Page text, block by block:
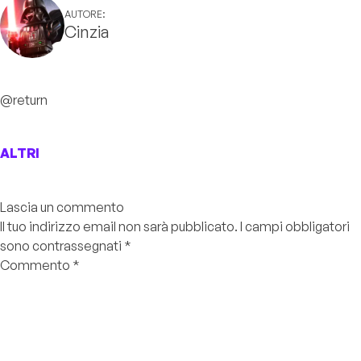
AUTORE:
Cinzia
@return
ALTRI
Lascia un commento
Il tuo indirizzo email non sarà pubblicato. I campi obbligatori
sono contrassegnati *
Commento *